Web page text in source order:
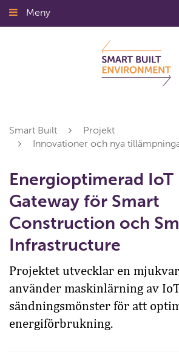
Gå
till
Meny
Smart Built
Projekt
Innovationer och nya
Energioptimerad IoT
Gateway för Smart
Construction och
Infrastructure
Projektet utvecklar en
använder maskinlärning av
sändningsmönster för att
energiförbrukning.